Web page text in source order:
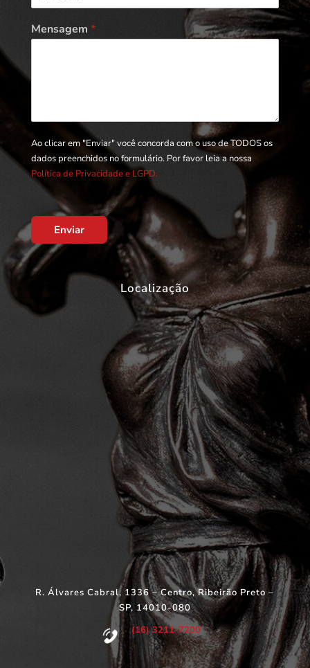
Mensagem *
Ao clicar em "Enviar" você concorda com o uso de TODOS os
dados preenchidos no formulário. Por favor leia a nossa
Política de Privacidade e LGPD.
Enviar
Localização
R. Álvares Cabral, 1336 – Centro, Ribeirão Preto –
SP, 14010-080
(16) 3211-7200